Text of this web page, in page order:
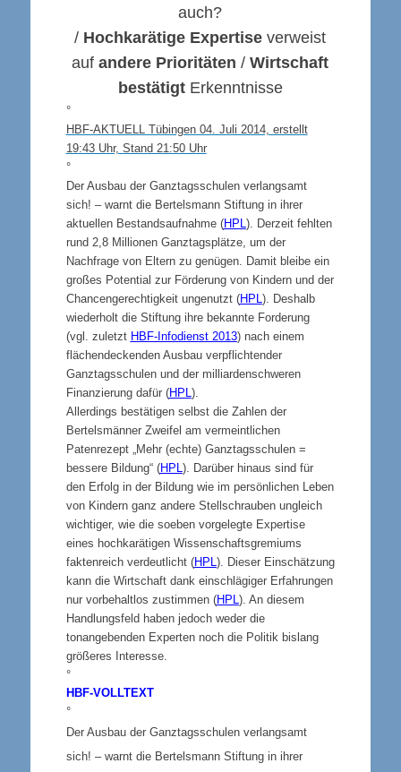
auch?
/ Hochkarätige Expertise verweist
aufandere Prioritäten /Wirtschaft
bestätigtErkenntnisse
°
HBF-AKTUELL Tübingen 04. Juli 2014, erstellt
19:43 Uhr, Stand 21:50 Uhr
°
Der Ausbau der Ganztagsschulen verlangsamt
sich! – warnt die Bertelsmann Stiftung in ihrer
aktuellen Bestandsaufnahme (HPL ). Derzeit fehlten
rund 2,8 Millionen Ganztagsplätze, um der
Nachfrage von Eltern zu genügen. Damit bleibe ein
großes Potential zur Förderung von Kindern und der
Chancengerechtigkeit ungenutzt (HPL ). Deshalb
wiederholt die Stiftung ihre bekannte Forderung
(vgl. zuletzt HBF-Infodienst 2013) nach einem
flächendeckenden Ausbau verpflichtender
Ganztagsschulen und der milliardenschweren
Finanzierung dafür (HPL ).
Allerdings bestätigen selbst die Zahlen der
Bertelsmänner Zweifel am vermeintlichen
Patenrezept „Mehr (echte) Ganztagsschulen =
bessere Bildung“ (HPL ). Darüber hinaus sind für
den Erfolg in der Bildung wie im persönlichen Leben
von Kindern ganz andere Stellschrauben ungleich
wichtiger, wie die soeben vorgelegte Expertise
eines hochkarätigen Wissenschaftsgremiums
faktenreich verdeutlicht (HPL ). Dieser Einschätzung
kann die Wirtschaft dank einschlägiger Erfahrungen
nur vorbehaltlos zustimmen (HPL ). An diesem
Handlungsfeld haben jedoch weder die
tonangebenden Experten noch die Politik bislang
größeres Interesse.
°
HBF-VOLLTEXT
°
Der Ausbau der Ganztagsschulen verlangsamt
sich! – warnt die Bertelsmann Stiftung in ihrer